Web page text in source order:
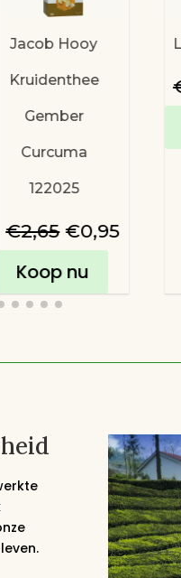
Jacob Hooy
Kruidenthee
Gember
Curcuma
122025
€2,65
prijs
was:
€2,65.
€0,95
€0,95.
Koop nu